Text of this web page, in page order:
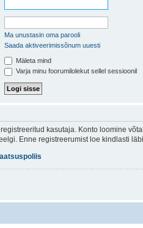
Ma unustasin oma parooli
Saada aktiveerimissõnum uuesti
Mäleta mind
Varja minu foorumilolekut sellel sessioonil
kasutaja. Konto loomine
Enne registreerumist loe kindlasti